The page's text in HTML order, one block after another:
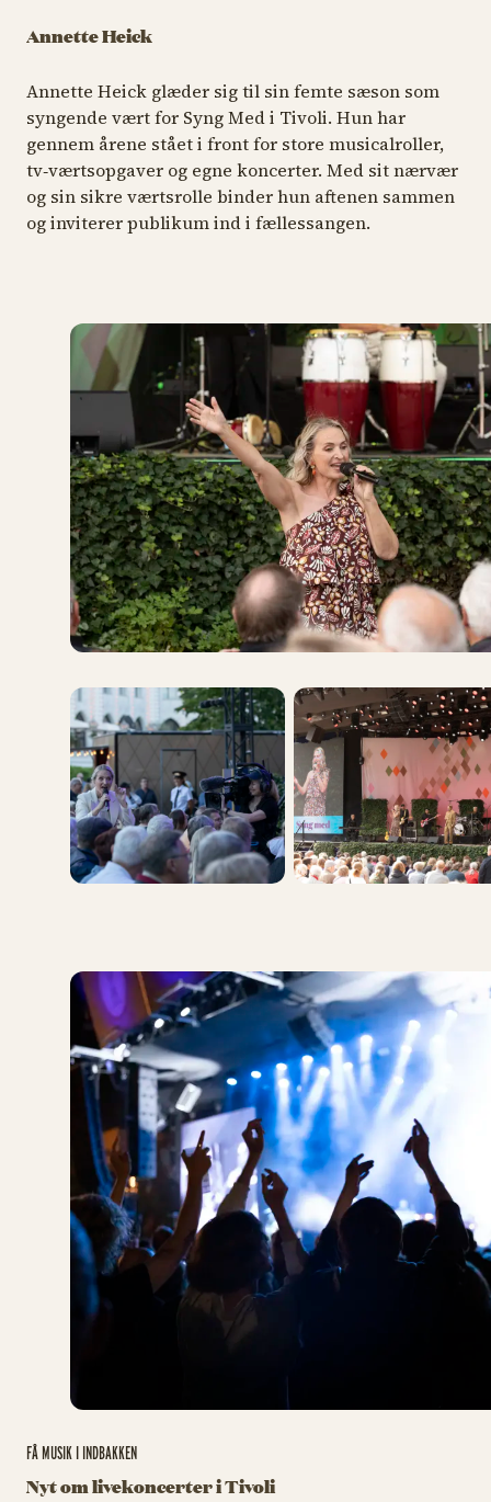
Annette Heick
Annette Heick glæder sig til sin femte sæson som
syngende vært for Syng Med i Tivoli. Hun har
gennem årene stået i front for store musicalroller,
tv‑værtsopgaver og egne koncerter. Med sit nærvær
og sin sikre værtsrolle binder hun aftenen sammen
og inviterer publikum ind i fællessangen.
FÅ MUSIK I INDBAKKEN
Nyt om livekoncerter i Tivoli